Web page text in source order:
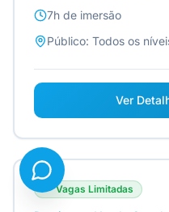
7h de imersão
Público: Todos os
Ver
Vagas Limitadas